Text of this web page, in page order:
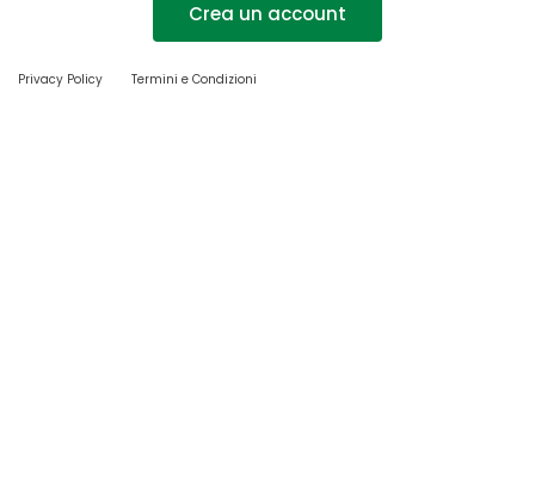
Crea un account
Privacy Policy Termini e Condizioni